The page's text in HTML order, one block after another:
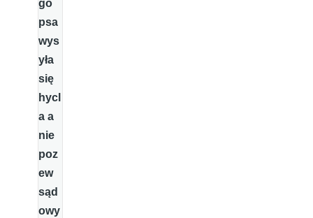
go
psa
wys
yła
się
hycl
a a
nie
poz
ew
sąd
owy